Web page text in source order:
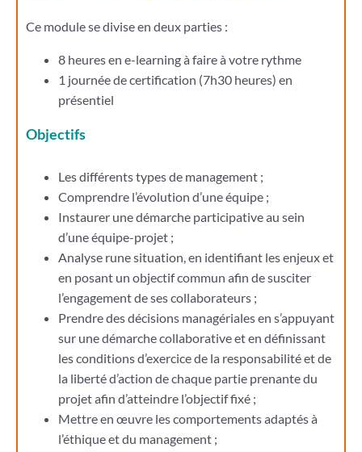
Ce module se divise en deux parties :
8 heures en e-learning à faire à votre rythme
1 journée de certification (7h30 heures) en
présentiel
Objectifs
Les différents types de management ;
Comprendre l’évolution d’une équipe ;
Instaurer une démarche participative au sein
d’une équipe-projet ;
Analyse rune situation, en identifiant les enjeux et
en posant un objectif commun afin de susciter
l’engagement de ses collaborateurs ;
Prendre des décisions managériales en s’appuyant
sur une démarche collaborative et en définissant
les conditions d’exercice de la responsabilité et de
la liberté d’action de chaque partie prenante du
projet afin d’atteindre l’objectif fixé ;
Mettre en œuvre les comportements adaptés à
l’éthique et du management ;